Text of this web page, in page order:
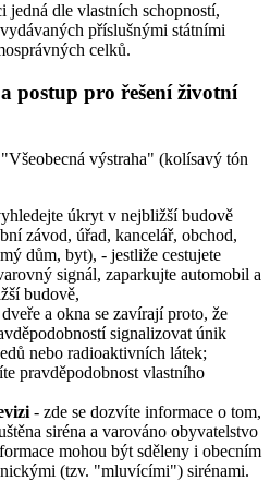
jedná dle vlastních schopností,
příslušnými státními
celků.
postup pro řešení životní
výstraha" (kolísavý tón
úkryt v nejbližší budově
závod, úřad, kancelář, obchod,
dům, byt), - jestliže cestujete
signál, zaparkujte automobil a
budově,
a okna se zavírají proto, že
signalizovat únik
nebo radioaktivních látek;
pravděpodobnost vlastního
- zde se dozvíte informace o tom,
siréna a varováno obyvatelstvo
mohou být sděleny i obecním
(tzv. "mluvícími") sirénami.